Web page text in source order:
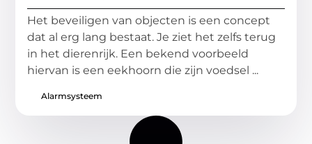
Het beveiligen van objecten is een concept
dat al erg lang bestaat. Je ziet het zelfs terug
in het dierenrijk. Een bekend voorbeeld
hiervan is een eekhoorn die zijn voedsel ...
Alarmsysteem